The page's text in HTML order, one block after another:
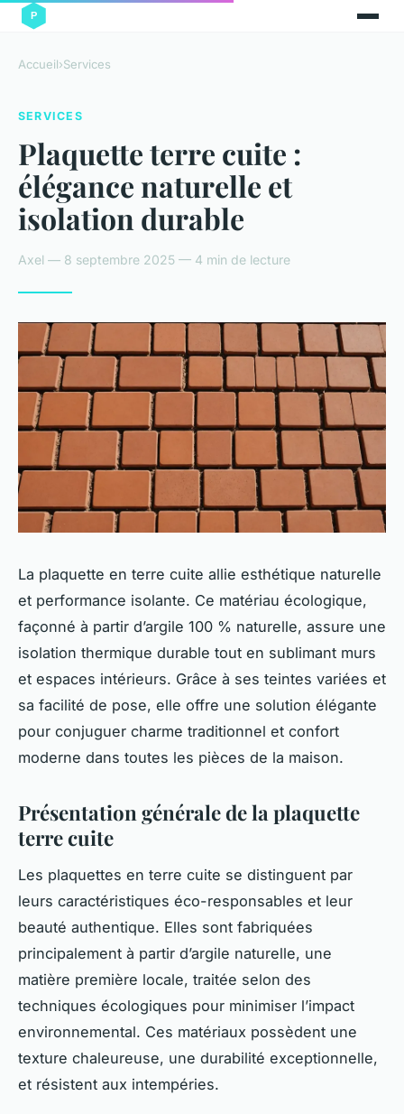
Accueil›Services
SERVICES
Plaquette terre cuite :
élégance naturelle et
isolation durable
Axel — 8 septembre 2025 — 4 min de lecture
La plaquette en terre cuite allie esthétique naturelle
et performance isolante. Ce matériau écologique,
façonné à partir d’argile 100 % naturelle, assure une
isolation thermique durable tout en sublimant murs
et espaces intérieurs. Grâce à ses teintes variées et
sa facilité de pose, elle offre une solution élégante
pour conjuguer charme traditionnel et confort
moderne dans toutes les pièces de la maison.
Présentation générale de la plaquette
terre cuite
Les plaquettes en terre cuite se distinguent par
leurs caractéristiques éco-responsables et leur
beauté authentique. Elles sont fabriquées
principalement à partir d’argile naturelle, une
matière première locale, traitée selon des
techniques écologiques pour minimiser l’impact
environnemental. Ces matériaux possèdent une
texture chaleureuse, une durabilité exceptionnelle,
et résistent aux intempéries.